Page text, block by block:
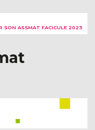
SON ASSMAT FACICULE 2023